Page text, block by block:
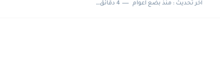
اخر تحديث :منذ بضع اعوام 4 دقائق للقراءة